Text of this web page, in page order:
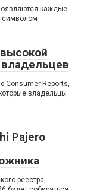
каждые
символом
Consumer Reports,
владельцы
Pajero
реестра,